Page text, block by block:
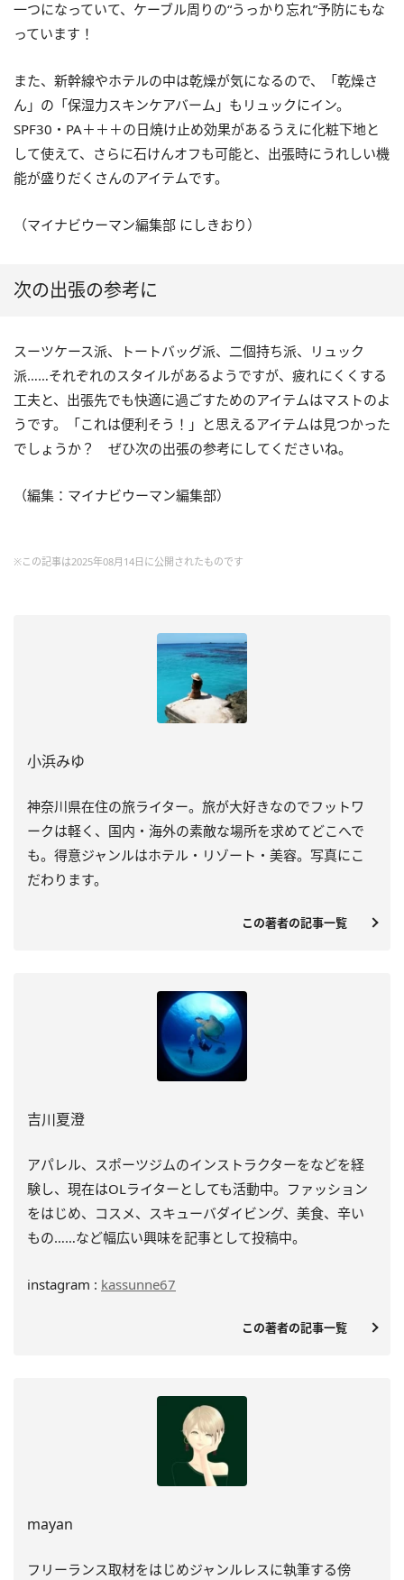
一つになっていて、ケーブル周りの“うっかり忘れ”予防にもな
っています！
また、新幹線やホテルの中は乾燥が気になるので、「乾燥さ
ん」の「保湿力スキンケアバーム」もリュックにイン。
SPF30・PA＋＋＋の日焼け止め効果があるうえに化粧下地と
して使えて、さらに石けんオフも可能と、出張時にうれしい機
能が盛りだくさんのアイテムです。
（マイナビウーマン編集部 にしきおり）
次の出張の参考に
スーツケース派、トートバッグ派、二個持ち派、リュック
派……それぞれのスタイルがあるようですが、疲れにくくする
工夫と、出張先でも快適に過ごすためのアイテムはマストのよ
うです。「これは便利そう！」と思えるアイテムは見つかった
でしょうか？ ぜひ次の出張の参考にしてくださいね。
（編集：マイナビウーマン編集部）
※この記事は2025年08月14日に公開されたものです
小浜みゆ
神奈川県在住の旅ライター。旅が大好きなのでフットワ
ークは軽く、国内・海外の素敵な場所を求めてどこへで
も。得意ジャンルはホテル・リゾート・美容。写真にこ
だわります。
この著者の記事一覧
吉川夏澄
アパレル、スポーツジムのインストラクターをなどを経
験し、 現在はOLライターとしても活動中。ファッション
をはじめ、 コスメ、スキューバダイビング、美食、辛い
もの……など幅広い興味を記事として投稿中。
instagram : kassunne67
この著者の記事一覧
mayan
フリーランス取材をはじめジャンルレスに執筆する傍